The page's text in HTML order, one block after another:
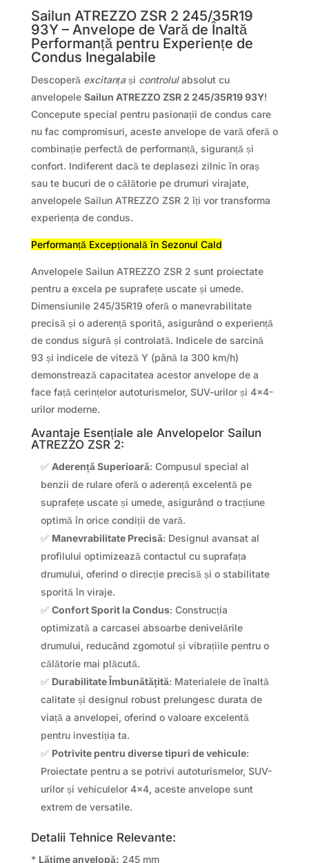
Sailun ATREZZO ZSR 2 245/35R19
93Y – Anvelope de Vară de Înaltă
Performanță pentru Experiențe de
Condus Inegalabile
Descoperă excitanțași controlulabsolut cu
anvelopele Sailun ATREZZO ZSR 2 245/35R19 93Y!
Concepute special pentru pasionații de condus care
nu fac compromisuri, aceste anvelope de vară oferă o
combinație perfectă de performanță, siguranță și
confort. Indiferent dacă te deplasezi zilnic în oraș
sau te bucuri de o călătorie pe drumuri virajate,
anvelopele Sailun ATREZZO ZSR 2 îți vor transforma
experiența de condus.
Performanță Excepțională în Sezonul Cald
Anvelopele Sailun ATREZZO ZSR 2 sunt proiectate
pentru a excela pe suprafețe uscate și umede.
Dimensiunile 245/35R19 oferă o manevrabilitate
precisă și o aderență sporită, asigurând o experiență
de condus sigură și controlată. Indicele de sarcină
93 și indicele de viteză Y (până la 300 km/h)
demonstrează capacitatea acestor anvelope de a
face față cerințelor autoturismelor, SUV-urilor și 4×4-
urilor moderne.
Avantaje Esențiale ale Anvelopelor Sailun
ATREZZO ZSR 2:
✅ Aderență Superioară: Compusul special al
benzii de rulare oferă o aderență excelentă pe
suprafețe uscate și umede, asigurând o tracțiune
optimă în orice condiții de vară.
✅ Manevrabilitate Precisă: Designul avansat al
profilului optimizează contactul cu suprafața
drumului, oferind o direcție precisă și o stabilitate
sporită în viraje.
✅ Confort Sporit la Condus: Construcția
optimizată a carcasei absoarbe denivelările
drumului, reducând zgomotul și vibrațiile pentru o
călătorie mai plăcută.
✅ Durabilitate Îmbunătățită: Materialele de înaltă
calitate și designul robust prelungesc durata de
viață a anvelopei, oferind o valoare excelentă
pentru investiția ta.
✅ Potrivite pentru diverse tipuri de vehicule:
Proiectate pentru a se potrivi autoturismelor, SUV-
urilor și vehiculelor 4×4, aceste anvelope sunt
extrem de versatile.
Detalii Tehnice Relevante:
* Lățime anvelopă: 245 mm